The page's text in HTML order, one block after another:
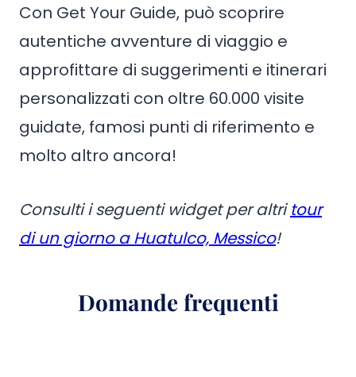
Con Get Your Guide, può scoprire
autentiche avventure di viaggio e
approfittare di suggerimenti e itinerari
personalizzati con oltre 60.000 visite
guidate, famosi punti di riferimento e
molto altro ancora!
Consulti i seguenti widget per altritour
di un giorno a Huatulco, Messico!
Domande frequenti